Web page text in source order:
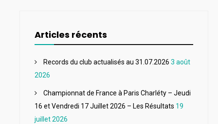
Articles récents
Records du club actualisés au 31.07.2026 3 août
2026
Championnat de France à Paris Charléty – Jeudi
16 et Vendredi 17 Juillet 2026 – Les Résultats 19
juillet 2026